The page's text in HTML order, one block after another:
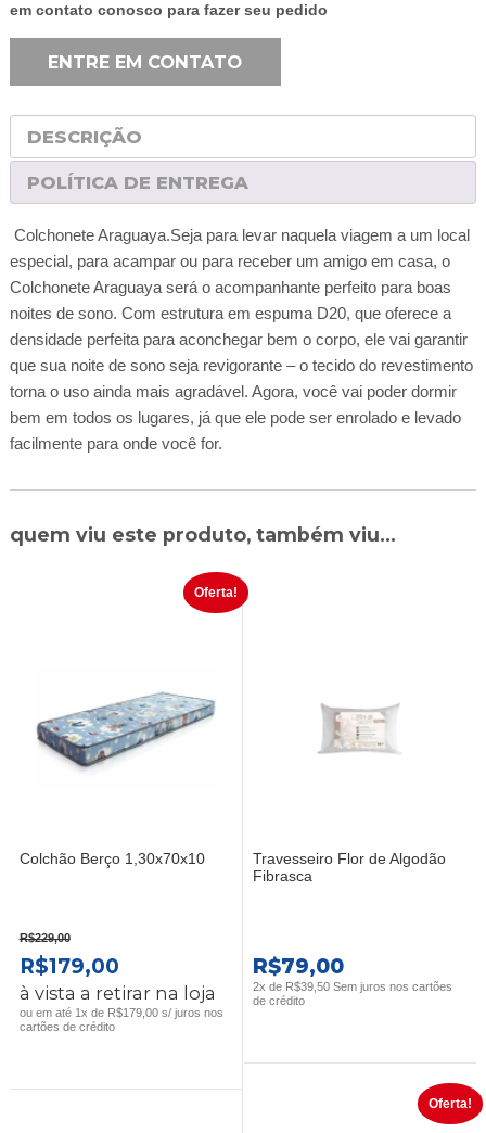
em contato conosco para fazer seu pedido
ENTRE EM CONTATO
DESCRIÇÃO
POLÍTICA DE ENTREGA
Colchonete Araguaya.Seja para levar naquela viagem a um local
especial, para acampar ou para receber um amigo em casa, o
Colchonete Araguaya será o acompanhante perfeito para boas
noites de sono. Com estrutura em espuma D20, que oferece a
densidade perfeita para aconchegar bem o corpo, ele vai garantir
que sua noite de sono seja revigorante – o tecido do revestimento
torna o uso ainda mais agradável. Agora, você vai poder dormir
bem em todos os lugares, já que ele pode ser enrolado e levado
facilmente para onde você for.
quem viu este produto, também viu...
Oferta!
Colchão Berço 1,30x70x10
R$229,00
O
PREÇO
ORIGINAL
R$179,00O
PREÇO
ATUAL
à vista a retirar na loja
ou em até 1x de R$179,00 s/ juros nos
cartões de crédito
Travesseiro Flor de Algodão
Fibrasca
R$79,00
2x de R$39,50 Sem juros nos cartões
de crédito
Oferta!